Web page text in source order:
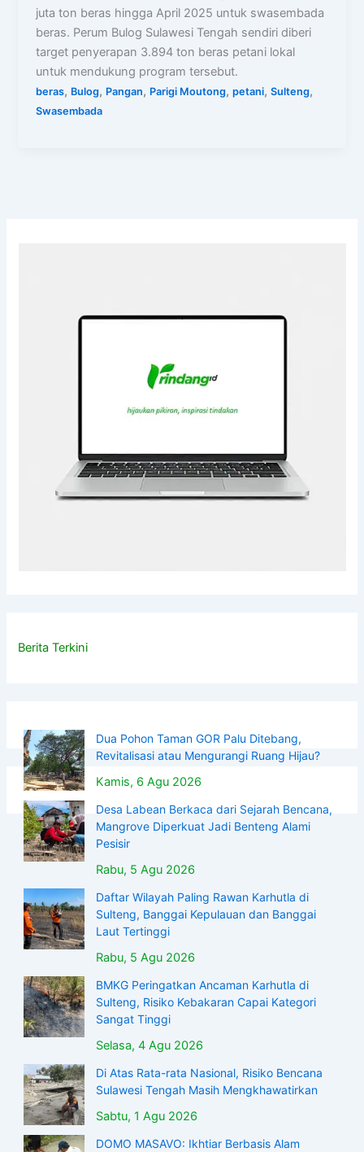
juta ton beras hingga April 2025 untuk swasembada
beras. Perum Bulog Sulawesi Tengah sendiri diberi
target penyerapan 3.894 ton beras petani lokal
untuk mendukung program tersebut.
beras, Bulog, Pangan, Parigi Moutong,petani,Sulteng,
Swasembada
Berita Terkini
Dua Pohon Taman GOR Palu Ditebang,
Revitalisasi atau Mengurangi Ruang Hijau?
Kamis, 6 Agu 2026
Desa Labean Berkaca dari Sejarah Bencana,
Mangrove Diperkuat Jadi Benteng Alami
Pesisir
Rabu, 5 Agu 2026
Daftar Wilayah Paling Rawan Karhutla di
Sulteng, Banggai Kepulauan dan Banggai
Laut Tertinggi
Rabu, 5 Agu 2026
BMKG Peringatkan Ancaman Karhutla di
Sulteng, Risiko Kebakaran Capai Kategori
Sangat Tinggi
Selasa, 4 Agu 2026
Di Atas Rata-rata Nasional, Risiko Bencana
Sulawesi Tengah Masih Mengkhawatirkan
Sabtu, 1 Agu 2026
DOMO MASAVO: Ikhtiar Berbasis Alam